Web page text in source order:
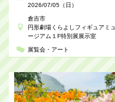
2026/07/05（日）
倉吉市
円形劇場くらよしフィギュアミュ
ージアム１F特別展展示室
展覧会・アート